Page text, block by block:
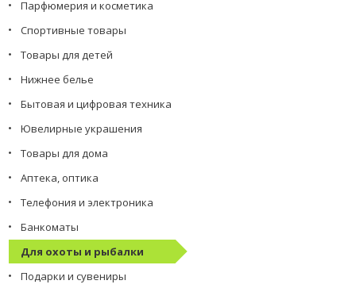
Парфюмерия и косметика
Спортивные товары
Товары для детей
Нижнее белье
Бытовая и цифровая техника
Ювелирные украшения
Товары для дома
Аптека, оптика
Телефония и электроника
Банкоматы
Для охоты и рыбалки
Подарки и сувениры